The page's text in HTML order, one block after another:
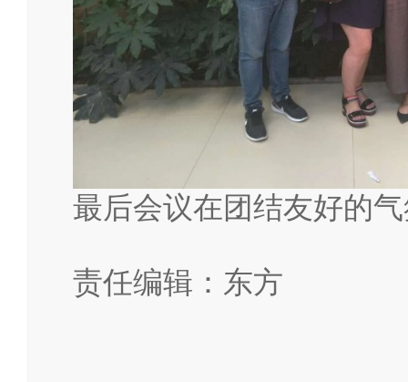
最后会议在团结友好的
责任编辑：东方